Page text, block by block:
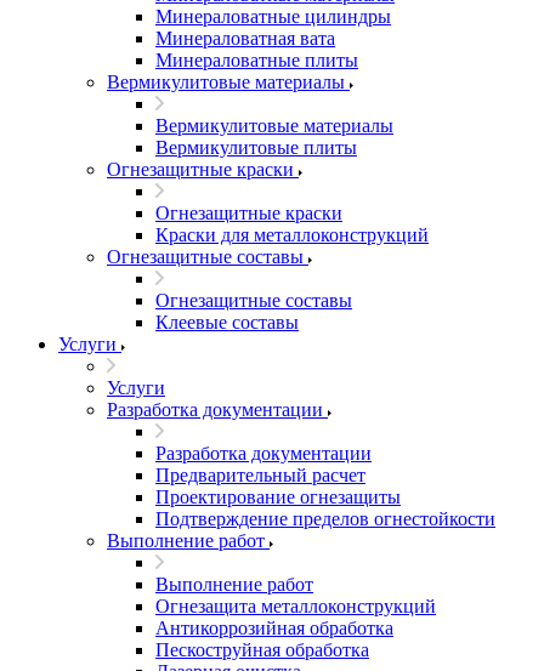
Минераловатные цилиндры
Минераловатная вата
Минераловатные плиты
Вермикулитовые материалы
Вермикулитовые материалы
Вермикулитовые плиты
Огнезащитные краски
Огнезащитные краски
Краски для металлоконструкций
Огнезащитные составы
Огнезащитные составы
Клеевые составы
Услуги
Услуги
Разработка документации
Разработка документации
Предварительный расчет
Проектирование огнезащиты
Подтверждение пределов огнестойкости
Выполнение работ
Выполнение работ
Огнезащита металлоконструкций
Антикоррозийная обработка
Пескоструйная обработка